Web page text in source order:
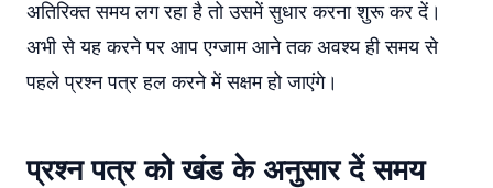
अतिरिक्त समय लग रहा है तो उसमें सुधार करना शुरू कर दें।
अभी से यह करने पर आप एग्जाम आने तक अवश्य ही समय से
पहले प्रश्न पत्र हल करने में सक्षम हो जाएंगे।
प्रश्न पत्र को खंड के अनुसार दें समय